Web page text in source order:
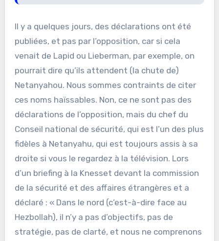
Il y a quelques jours, des déclarations ont été
publiées, et pas par l’opposition, car si cela
venait de Lapid ou Lieberman, par exemple, on
pourrait dire qu’ils attendent (la chute de)
Netanyahou. Nous sommes contraints de citer
ces noms haïssables. Non, ce ne sont pas des
déclarations de l’opposition, mais du chef du
Conseil national de sécurité, qui est l’un des plus
fidèles à Netanyahu, qui est toujours assis à sa
droite si vous le regardez à la télévision. Lors
d’un briefing à la Knesset devant la commission
de la sécurité et des affaires étrangères et a
déclaré : « Dans le nord (c’est-à-dire face au
Hezbollah), il n’y a pas d’objectifs, pas de
stratégie, pas de clarté, et nous ne comprenons